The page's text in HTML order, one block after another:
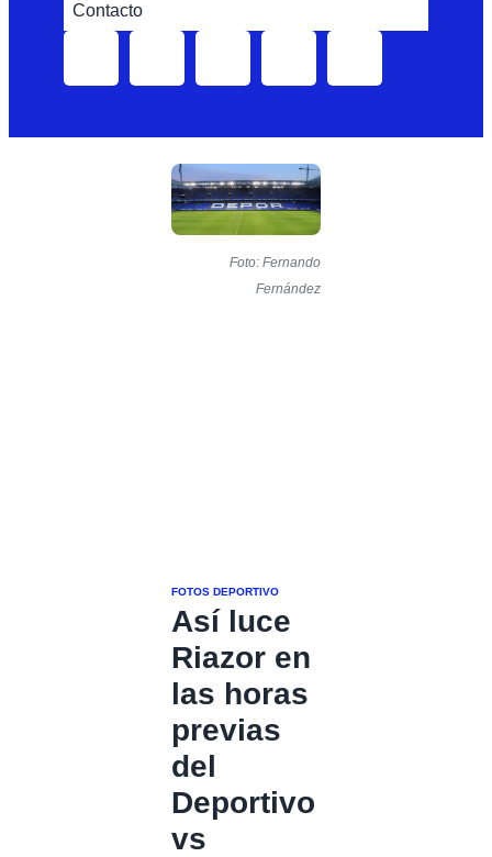
Contacto
Foto: Fernando
Fernández
FOTOS DEPORTIVO
Así luce
Riazor en
las horas
previas
del
Deportivo
vs